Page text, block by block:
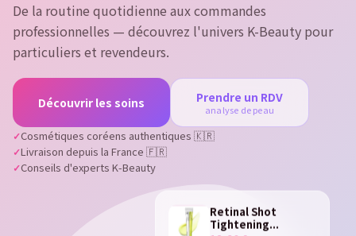
De la routine quotidienne aux commandes
professionnelles — découvrez l'univers K-Beauty pour
particuliers et revendeurs.
Découvrir les soins Prendre un RDV
analyse de peau
Cosmétiques coréens authentiques 🇰🇷
Livraison depuis la France 🇫🇷
Conseils d'experts K-Beauty
Retinal Shot
Tightening...
Cancel